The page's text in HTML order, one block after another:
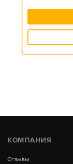
КОМПАНИЯ
Отзывы